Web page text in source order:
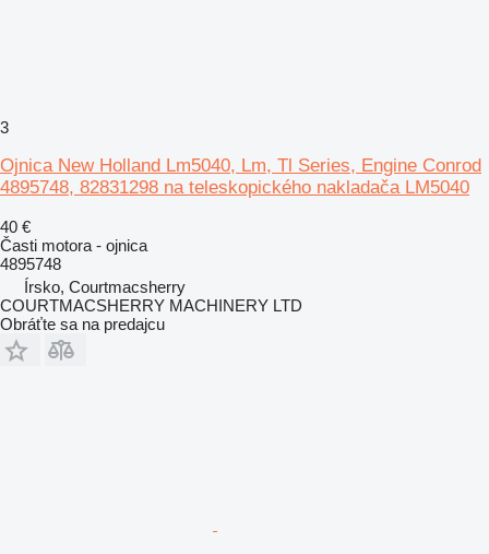
3
Ojnica New Holland Lm5040, Lm, Tl Series, Engine Conrod
4895748, 82831298 na teleskopického nakladača LM5040
40 €
Časti motora - ojnica
4895748
Írsko, Courtmacsherry
COURTMACSHERRY MACHINERY LTD
Obráťte sa na predajcu